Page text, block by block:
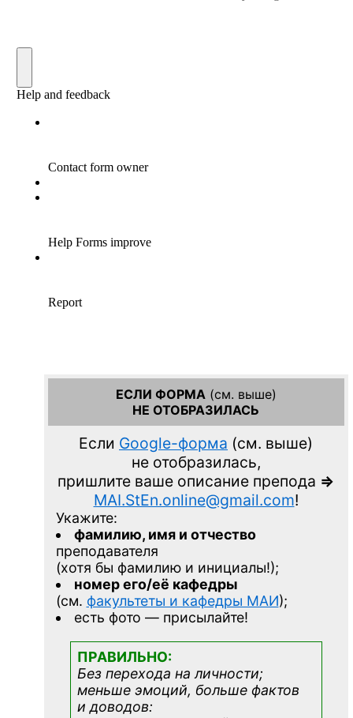
ЕСЛИ ФОРМА (см. выше)
НЕ ОТОБРАЗИЛАСЬ
Если Google-форма (см. выше)
не отобразилась,
пришлите ваше описание препода =>
MAI.StEn.online@gmail.com!
Укажите:
фамилию, имя и отчество
преподавателя
(хотя бы фамилию и инициалы!);
номер его/её кафедры
(см. факультеты и кафедры МАИ);
есть фото — присылайте!
ПРАВИЛЬНО:
Без перехода на личности;
меньше эмоций, больше фактов
и доводов: